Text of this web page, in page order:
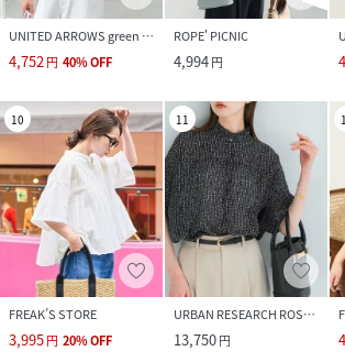
UNITED ARROWS green label relaxing
4,752円 40%OFF
ROPE' PICNIC
4,994円
10
FREAK’S STORE
3,995円 20%OFF
11
URBAN RESEARCH ROSSO
13,750円